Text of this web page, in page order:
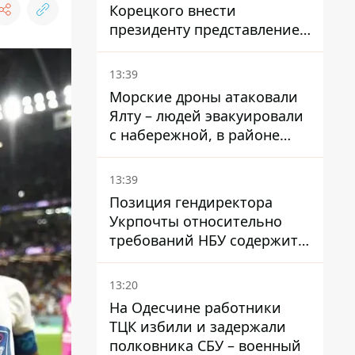
Корецкого внести
президенту представление
на увольнение властелина
Троещины Бахматова
13:39
Морские дроны атаковали
Ялту – людей эвакуировали
с набережной, в районе
порта сообщают о пожаре
13:39
Позиция гендиректора
Укрпочты относительно
требований НБУ содержит
серьезные нестыковки –
депутат Ольга Василевская-
13:20
На Одесчине работники
ТЦК избили и задержали
полковника СБУ – военный